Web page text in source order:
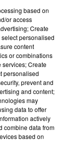
TEDDY SWIMS
The Door
based on
or access
Create
personalised
content
or combinations
services; Create
personalised
prevent and
and content;
may
data to offer
actively
combine data from
based on